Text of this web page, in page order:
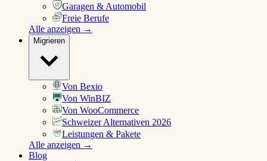
Garagen & Automobil
Freie Berufe
Alle anzeigen →
Migrieren
Von Bexio
Von WinBIZ
Von WooCommerce
Schweizer Alternativen 2026
Leistungen & Pakete
Alle anzeigen →
Blog